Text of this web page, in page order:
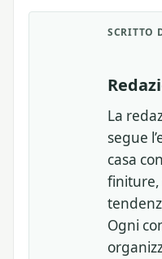
SCRITTO
La
segue
casa
finiture,
Ogni